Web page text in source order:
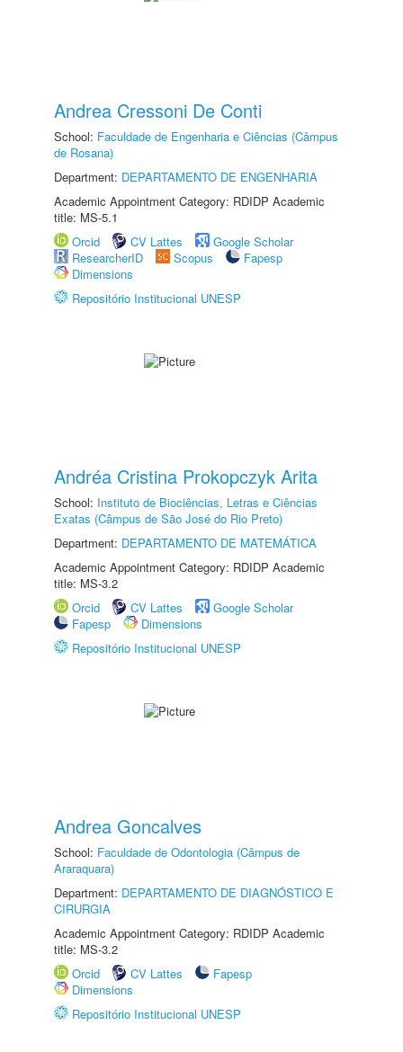
Andrea Cressoni De Conti
School: Faculdade de Engenharia e Ciências (Câmpus
de Rosana)
Department: DEPARTAMENTO DE ENGENHARIA
Academic Appointment Category: RDIDP Academic
title: MS-5.1
Orcid
CV Lattes
Google Scholar
ResearcherID
Scopus
Fapesp
Dimensions
Repositório Institucional UNESP
Andréa Cristina Prokopczyk Arita
School: Instituto de Biociências, Letras e Ciências
Exatas (Câmpus de São José do Rio Preto)
Department: DEPARTAMENTO DE MATEMÁTICA
Academic Appointment Category: RDIDP Academic
title: MS-3.2
Orcid
CV Lattes
Google Scholar
Fapesp
Dimensions
Repositório Institucional UNESP
Andrea Goncalves
School: Faculdade de Odontologia (Câmpus de
Araraquara)
Department: DEPARTAMENTO DE DIAGNÓSTICO E
CIRURGIA
Academic Appointment Category: RDIDP Academic
title: MS-3.2
Orcid
CV Lattes
Fapesp
Dimensions
Repositório Institucional UNESP